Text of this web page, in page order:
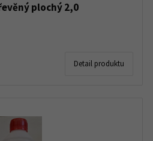
plochý 2,0
Detail produktu